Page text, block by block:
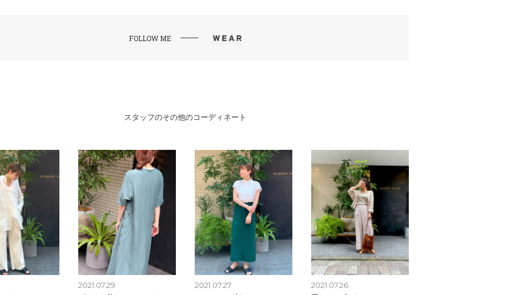
FOLLOW ME
スタッフのその他のコーディネート
2021.07.29 2021.07.27 2021.07.26